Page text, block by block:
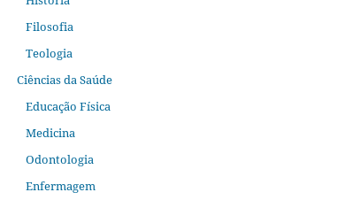
Filosofia
Teologia
Ciências da Saúde
Educação Física
Medicina
Odontologia
Enfermagem